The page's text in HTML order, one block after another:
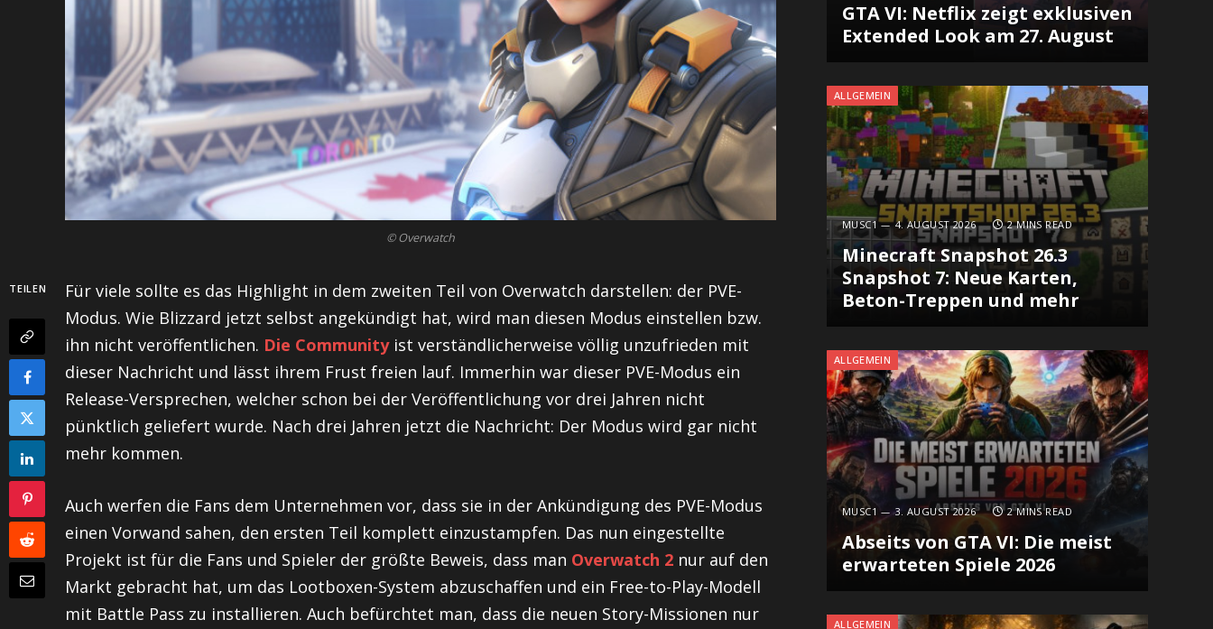
© Overwatch
TEILEN
Für viele sollte es das Highlight in dem zweiten Teil von Overwatch darstellen: der PVE-
Modus. Wie Blizzard jetzt selbst angekündigt hat, wird man diesen Modus einstellen bzw.
ihn nicht veröffentlichen. Die Communityist verständlicherweise völlig unzufrieden mit
dieser Nachricht und lässt ihrem Frust freien lauf. Immerhin war dieser PVE-Modus ein
Release-Versprechen, welcher schon bei der Veröffentlichung vor drei Jahren nicht
pünktlich geliefert wurde. Nach drei Jahren jetzt die Nachricht: Der Modus wird gar nicht
mehr kommen.
Auch werfen die Fans dem Unternehmen vor, dass sie in der Ankündigung des PVE-Modus
einen Vorwand sahen, den ersten Teil komplett einzustampfen. Das nun eingestellte
Projekt ist für die Fans und Spieler der größte Beweis, dass man Overwatch 2 nur auf den
Markt gebracht hat, um das Lootboxen-System abzuschaffen und ein Free-to-Play-Modell
mit Battle Pass zu installieren. Auch befürchtet man, dass die neuen Story-Missionen nur
GTA VI: Netflix zeigt exklusiven
Extended Look am 27. August
ALLGEMEIN
MUSC1 4. AUGUST 2026 2 MINS READ
Minecraft Snapshot 26.3
Snapshot 7: Neue Karten,
Beton-Treppen und mehr
ALLGEMEIN
MUSC1 3. AUGUST 2026 2 MINS READ
Abseits von GTA VI: Die meist
erwarteten Spiele 2026
ALLGEMEIN